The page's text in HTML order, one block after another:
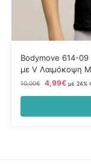
Bodymove 614-09
με V Λαιμόκοψη
10,00€ 4,99€ με 24%